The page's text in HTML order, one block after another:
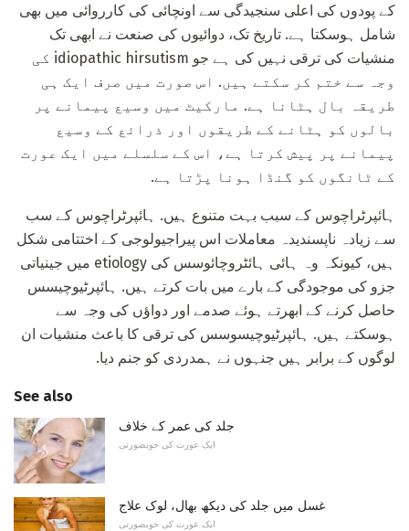
کے پودوں کی اعلی سنجیدگی سے اونچائی کی کارروائی میں بھی
شامل ہوسکتا ہے. تاریخ تک، دوائیوں کی صنعت نے ابھی تک
منشیات کی ترقی نہیں کی ہے جو idiopathic hirsutism کی
وجہ سے ختم کر سکتے ہیں. اس صورت میں صرف ایک ہی
طریقہ بال ہٹانا ہے. مارکیٹ میں وسیع پیمانے پر
بالوں کو ہٹانے کے طریقوں اور ذرائع کے وسیع
پیمانے پر پیش کرتا ہے، اس کے سلسلے میں ایک عورت
کے ٹانگوں کو گنڈا ہونا پڑتا ہے.
ہائپرٹراچوس کے سبب بہت متنوع ہیں. ہائپرٹراچوس کے سب
سے زیادہ ناپسندیدہ معاملات اس پیراجیولوجی کے اختتامی شکل
ہیں، کیونکہ وہ ہائی ہائٹروچائوسس کی etiology میں جینیاتی
جزو کی موجودگی کے بارے میں بات کرتے ہیں. ہائپرٹیوچیسس
حاصل کرنے کے ابھرتے ہوئے صدمے اور دواؤں کی وجہ سے
ہوسکتے ہیں. ہائپرٹیوچیسوسس کی ترقی کا باعث منشیات ان
لوگوں کے برابر ہیں جنہوں نے ہمدردی کو جنم دیا.
See also
جلد کی عمر کے خلاف
ایک عورت کی خوبصورتی
غسل میں جلد کی دیکھ بھال، لوک علاج
ایک عورت کی خوبصورتی